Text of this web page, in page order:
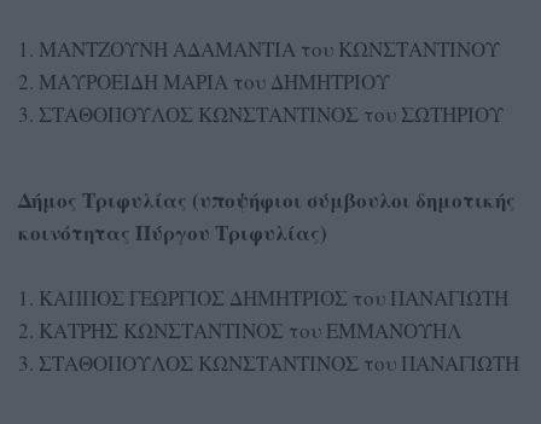
1. ΜΑΝΤΖΟΥΝΗ ΑΔΑΜΑΝΤΙΑ του ΚΩΝΣΤΑΝΤΙΝΟΥ
2. ΜΑΥΡΟΕΙΔΗ ΜΑΡΙΑ του ΔΗΜΗΤΡΙΟΥ
3. ΣΤΑΘΟΠΟΥΛΟΣ ΚΩΝΣΤΑΝΤΙΝΟΣ του ΣΩΤΗΡΙΟΥ
Δήμος Τριφυλίας (υποψήφιοι σύμβουλοι δημοτικής
κοινότητας Πύργου Τριφυλίας)
1. ΚΑΠΠΟΣ ΓΕΩΡΓΙΟΣ ΔΗΜΗΤΡΙΟΣ του ΠΑΝΑΓΙΩΤΗ
2. ΚΑΤΡΗΣ ΚΩΝΣΤΑΝΤΙΝΟΣ του ΕΜΜΑΝΟΥΗΛ
3. ΣΤΑΘΟΠΟΥΛΟΣ ΚΩΝΣΤΑΝΤΙΝΟΣ του ΠΑΝΑΓΙΩΤΗ